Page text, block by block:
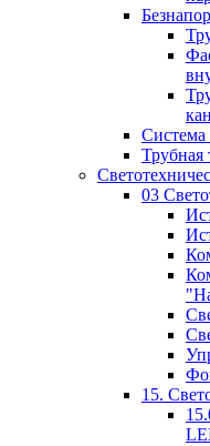
Трубная
03
15.